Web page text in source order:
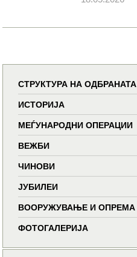
СТРУКТУРА НА ОДБРАНАТА
ИСТОРИЈА
МЕЃУНАРОДНИ ОПЕРАЦИИ
ВЕЖБИ
ЧИНОВИ
ЈУБИЛЕИ
ВООРУЖУВАЊЕ И ОПРЕМА
ФОТОГАЛЕРИЈА